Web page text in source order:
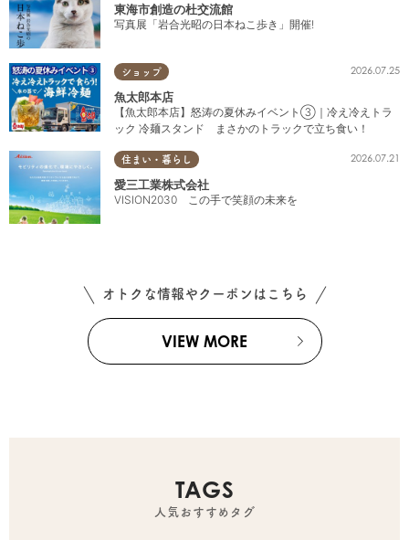
東海市創造の杜交流館
写真展「岩合光昭の日本ねこ歩き」開催!
ショップ 2026.07.25
魚太郎本店
【魚太郎本店】怒涛の夏休みイベント③｜冷え冷えトラ
ック 冷麺スタンド まさかのトラックで立ち食い！
住まい・暮らし 2026.07.21
愛三工業株式会社
VISION2030 この手で笑顔の未来を
オトクな情報やクーポンはこちら
VIEW MORE
TAGS
人気おすすめタグ